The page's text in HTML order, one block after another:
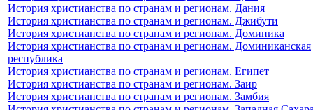
История христианства по странам и регионам. Дания
История христианства по странам и регионам. Джибути
История христианства по странам и регионам. Доминика
История христианства по странам и регионам. Доминиканская
республика
История христианства по странам и регионам. Египет
История христианства по странам и регионам. Заир
История христианства по странам и регионам. Замбия